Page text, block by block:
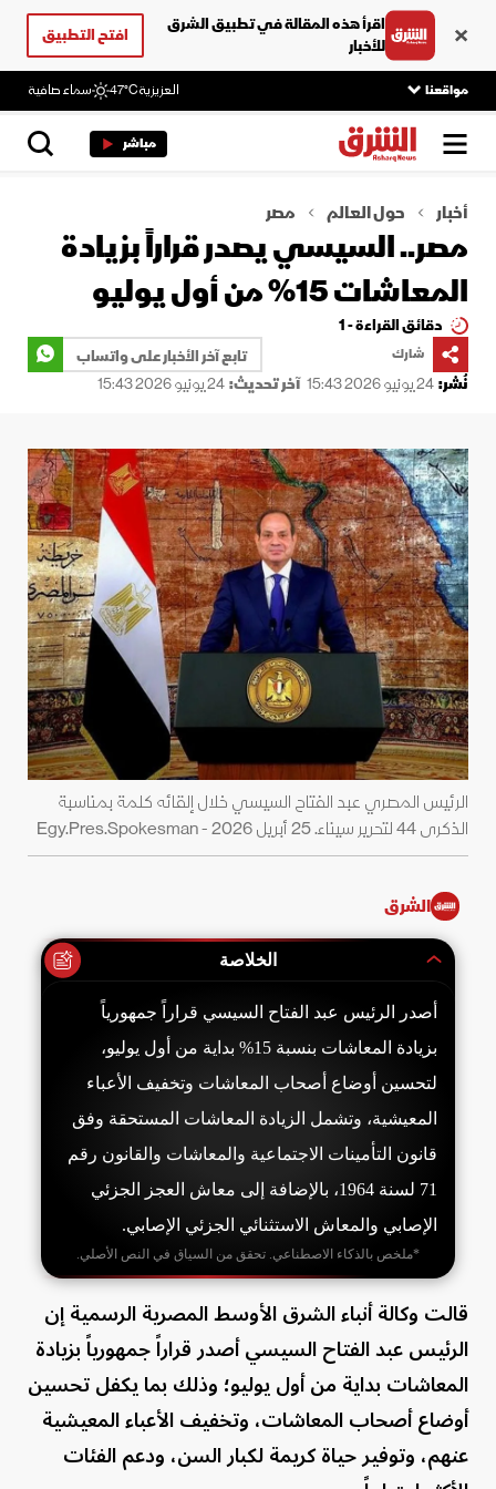
اقرأ هذه المقالة في تطبيق الشرق
للأخبار
افتح التطبيق
مواقعنا العزيزية47°C سماء صافية
مباشر
أخبار حول العالم مصر
مصر.. السيسي يصدر قراراً بزيادة
المعاشات 15% من أول يوليو
دقائق القراءة - 1
شارك
تابع آخر الأخبار على واتساب
نُشر:24 يونيو 2026 15:43 آخر تحديث:24 يونيو 2026 15:43
الرئيس المصري عبد الفتاح السيسي خلال إلقائه كلمة بمناسبة
الذكرى 44 لتحرير سيناء. 25 أبريل 2026 - Egy.Pres.Spokesman
الشرق
الخلاصة
أصدر الرئيس عبد الفتاح السيسي قراراً جمهورياً
بزيادة المعاشات بنسبة 15% بداية من أول يوليو،
لتحسين أوضاع أصحاب المعاشات وتخفيف الأعباء
المعيشية، وتشمل الزيادة المعاشات المستحقة وفق
قانون التأمينات الاجتماعية والمعاشات والقانون رقم
71 لسنة 1964، بالإضافة إلى معاش العجز الجزئي
الإصابي والمعاش الاستثنائي الجزئي الإصابي.
*ملخص بالذكاء الاصطناعي. تحقق من السياق في النص الأصلي.
قالت وكالة أنباء الشرق الأوسط المصرية الرسمية إن
الرئيس عبد الفتاح السيسي أصدر قراراً جمهورياً بزيادة
المعاشات بداية من أول يوليو؛ وذلك بما يكفل تحسين
أوضاع أصحاب المعاشات، وتخفيف الأعباء المعيشية
عنهم، وتوفير حياة كريمة لكبار السن، ودعم الفئات